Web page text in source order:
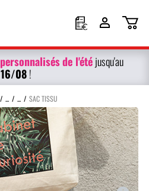
de l'étéjusqu'au
16/08!
SAC TISSU